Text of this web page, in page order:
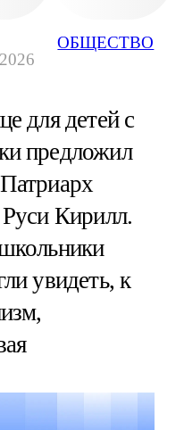
ОБЩЕСТВО
для детей с
предложил
Кирилл.
увидеть, к